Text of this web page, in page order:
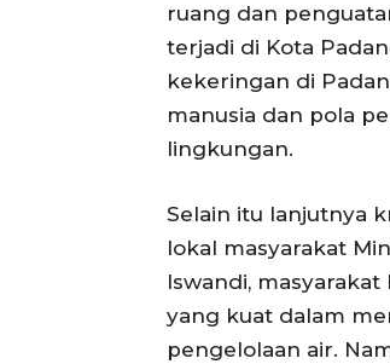
ruang dan
terjadi di Kota
kekeringan di
manusia dan pola
lingkungan.
Selain itu lanjutnya
lokal masyarakat
Iswandi,
yang kuat dalam
pengelolaan air.